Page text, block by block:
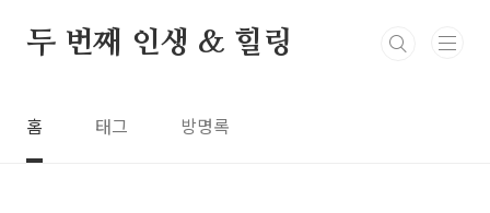
두 번째 인생 & 힐링
홈 태그 방명록